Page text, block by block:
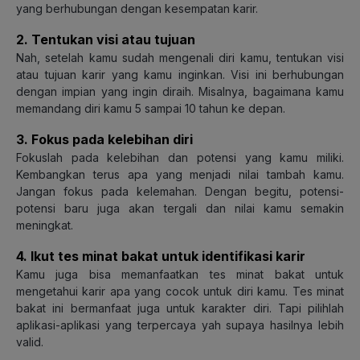
yang berhubungan dengan kesempatan karir.
2. Tentukan visi atau tujuan
Nah, setelah kamu sudah mengenali diri kamu, tentukan visi
atau tujuan karir yang kamu inginkan. Visi ini berhubungan
dengan impian yang ingin diraih. Misalnya, bagaimana kamu
memandang diri kamu 5 sampai 10 tahun ke depan.
3. Fokus pada kelebihan diri
Fokuslah pada kelebihan dan potensi yang kamu miliki.
Kembangkan terus apa yang menjadi nilai tambah kamu.
Jangan fokus pada kelemahan. Dengan begitu, potensi-
potensi baru juga akan tergali dan nilai kamu semakin
meningkat.
4. Ikut tes minat bakat untuk identifikasi karir
Kamu juga bisa memanfaatkan tes minat bakat untuk
mengetahui karir apa yang cocok untuk diri kamu. Tes minat
bakat ini bermanfaat juga untuk karakter diri. Tapi pilihlah
aplikasi-aplikasi yang terpercaya yah supaya hasilnya lebih
valid.